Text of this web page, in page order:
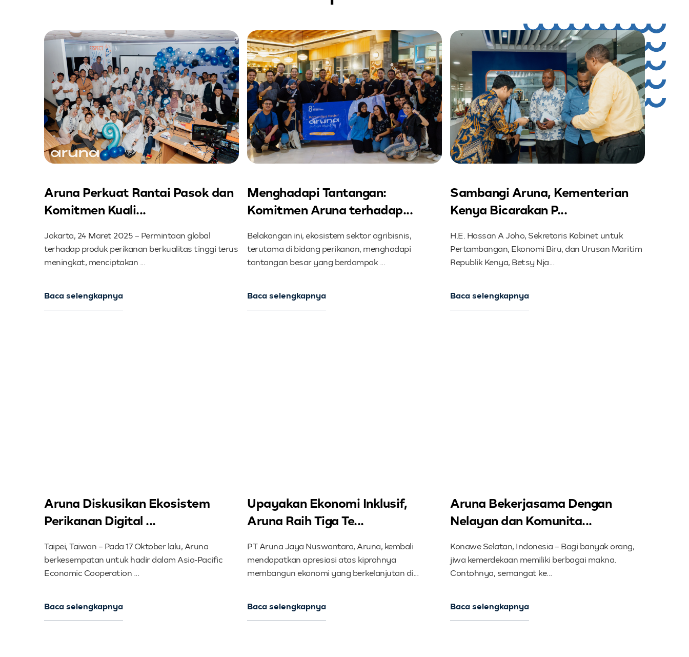
Aruna Perkuat Rantai Pasok dan
Komitmen Kuali...
Jakarta, 24 Maret 2025 – Permintaan global
terhadap produk perikanan berkualitas tinggi terus
meningkat, menciptakan ...
Baca selengkapnya
Menghadapi Tantangan:
Komitmen Aruna terhadap...
Belakangan ini, ekosistem sektor agribisnis,
terutama di bidang perikanan, menghadapi
tantangan besar yang berdampak ...
Baca selengkapnya
Sambangi Aruna, Kementerian
Kenya Bicarakan P...
H.E. Hassan A Joho, Sekretaris Kabinet untuk
Pertambangan, Ekonomi Biru, dan Urusan Maritim
Republik Kenya, Betsy Nja...
Baca selengkapnya
Aruna Diskusikan Ekosistem
Perikanan Digital ...
Taipei, Taiwan – Pada 17 Oktober lalu, Aruna
berkesempatan untuk hadir dalam Asia-Pacific
Economic Cooperation ...
Baca selengkapnya
Upayakan Ekonomi Inklusif,
Aruna Raih Tiga Te...
PT Aruna Jaya Nuswantara, Aruna, kembali
mendapatkan apresiasi atas kiprahnya
membangun ekonomi yang berkelanjutan di...
Baca selengkapnya
Aruna Bekerjasama Dengan
Nelayan dan Komunita...
Konawe Selatan, Indonesia – Bagi banyak orang,
jiwa kemerdekaan memiliki berbagai makna.
Contohnya, semangat ke...
Baca selengkapnya